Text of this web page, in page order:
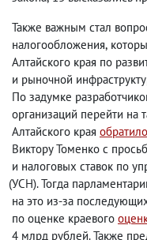
Также важным стал
налогообложения,
Алтайского края по
и рыночной
По задумке
организаций перейти на
Алтайского края
Виктору Томенко с
и налоговых ставок по
(УСН). Тогда
на это из-за
по оценке краевого
4 млрд рублей. Также